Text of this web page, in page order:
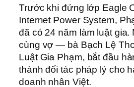
Trước khi đứng lớp Eagle
Internet Power System,
đã có 24 năm làm luật gia.
cùng vợ — bà Bạch Lệ
Luật Gia Phạm, bắt đầu
thành đối tác pháp lý cho
doanh nhân Việt.